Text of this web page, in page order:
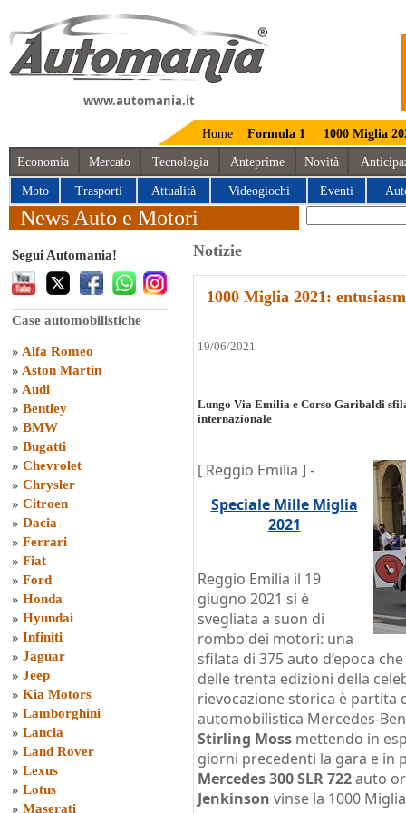
www.automania.it
Home Formula 1 1000 Miglia
Economia Mercato Tecnologia Anteprime Novità
Moto Trasporti Attualità Videogiochi Eventi
News Auto e Motori
Segui Automania!
Case automobilistiche
» Alfa Romeo
» Aston Martin
» Audi
» Bentley
» BMW
» Bugatti
» Chevrolet
» Chrysler
» Citroen
» Dacia
» Ferrari
» Fiat
» Ford
» Honda
» Hyundai
» Infiniti
» Jaguar
» Jeep
» Kia Motors
» Lamborghini
» Lancia
» Land Rover
» Lexus
» Lotus
» Maserati
Notizie
1000 Miglia 2021:
19/06/2021
Lungo Via Emilia e Corso Garibaldi
internazionale
[ Reggio Emilia ] -
Speciale Mille Miglia
2021
Reggio Emilia il 19
giugno 2021 si è
svegliata a suon di
rombo dei motori: una
sfilata di 375 auto d’epoca
delle trenta edizioni della
rievocazione storica è partita
automobilistica Mercedes-
Stirling Moss mettendo in
giorni precedenti la gara e in
Mercedes 300 SLR 722auto
Jenkinson vinse la 1000